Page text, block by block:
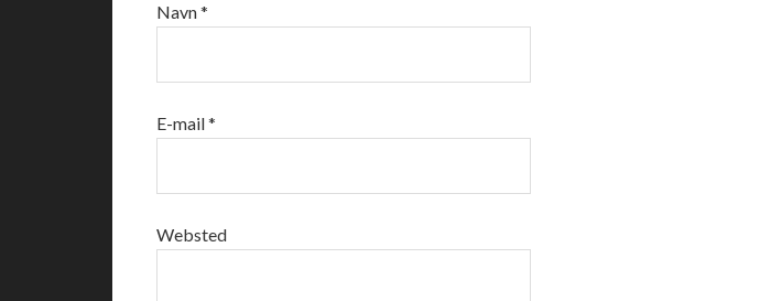
Navn*
E-mail*
Websted